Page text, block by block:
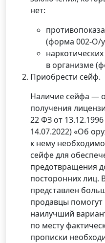
нет:
(форма 002-О/
в организме
Приобрести сейф.
Наличие сейфа —
получения
22 ФЗ от
14.07.2022) «Об
к нему
сейфе для
предотвращения
посторонних лиц.
представлен
продавцы
наилучший
по месту
прописки